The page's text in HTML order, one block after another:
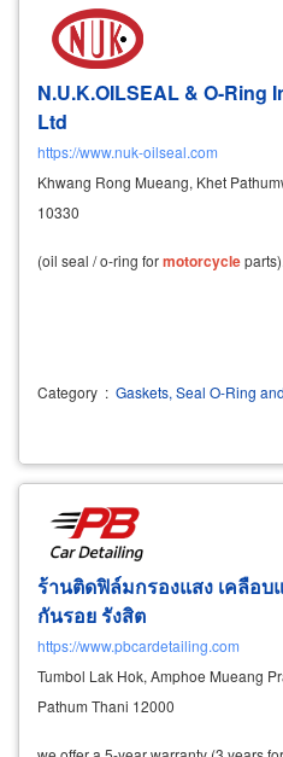
N.U.K.OILSEAL & O-Ring
Ltd
https://www.nuk-oilseal.com
Khwang Rong Mueang, Khet
10330
(oil seal / o-ring formotorcycleparts).
Category : Gaskets, Seal O-Ring
ร้านติดฟิล์มกรองแสง เคลือบ
กันรอย รังสิต
https://www.pbcardetailing.com
Tumbol Lak Hok, Amphoe Mueang
Pathum Thani 12000